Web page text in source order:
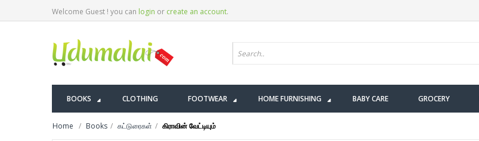
Welcome Guest ! you can login or create an account.
BOOKS CLOTHING FOOTWEAR HOME FURNISHING BABY CARE GROCERY
Home Books கட்டுரைகள் கிராவின் வேட்டியும்